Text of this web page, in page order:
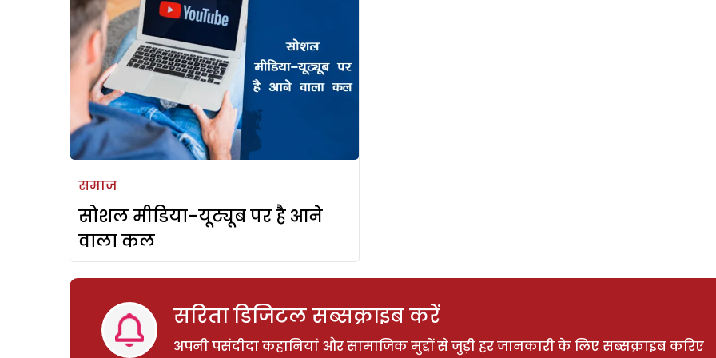
समाज
सोशल मीडिया-यूट्यूब पर है आने
वाला कल
सरिता डिजिटल सब्सक्राइब करें
अपनी पसंदीदा कहानियां और सामाजिक मुद्दों से जुड़ी हर जानकारी के लिए सब्सक्राइब करिए